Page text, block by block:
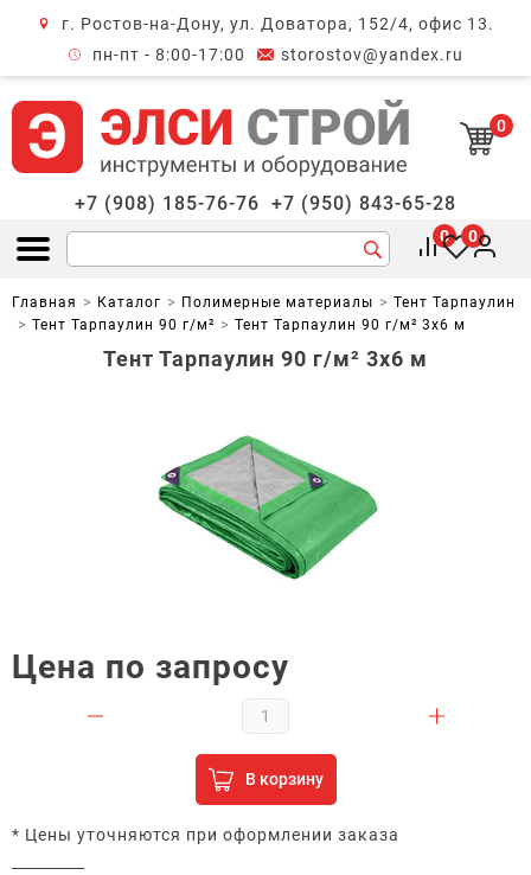
г. Ростов-на-Дону, ул. Доватора, 152/4, офис 13.
пн-пт - 8:00-17:00
storostov@yandex.ru
0
+7 (908) 185-76-76 +7 (950) 843-65-28
Открыть меню
0 0
Главная Каталог Полимерные материалы
Тент Тарпаулин
Тент Тарпаулин 90 г/м²
Тент Тарпаулин 90 г/м² 3х6 м
Тент Тарпаулин 90 г/м² 3х6 м
Цена по запросу
В корзину
* Цены уточняются при оформлении заказа